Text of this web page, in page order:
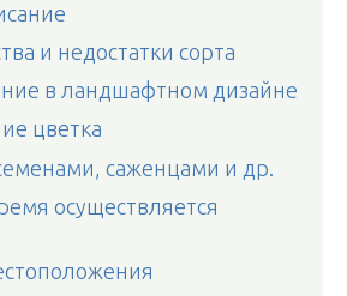
и недостатки сорта
в ландшафтном дизайне
цветка
саженцами и др.
осуществляется